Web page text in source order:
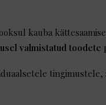
kauba
valmistatud toodete
tingimustele,